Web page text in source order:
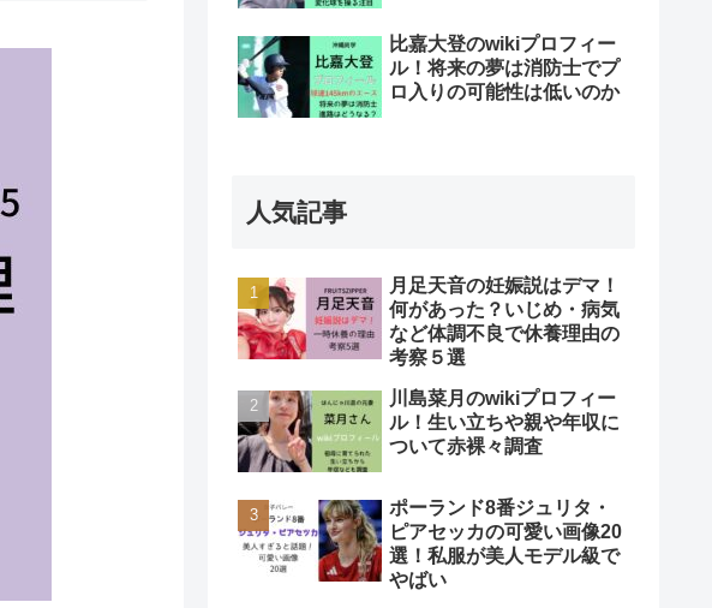
比嘉大登のwikiプロフィー
ル！将来の夢は消防士でプ
ロ入りの可能性は低いのか
人気記事
月足天音の妊娠説はデマ！
何があった？いじめ・病気
など体調不良で休養理由の
考察５選
川島菜月のwikiプロフィー
ル！生い立ちや親や年収に
ついて赤裸々調査
ポーランド8番ジュリタ・
ピアセッカの可愛い画像20
選！私服が美人モデル級で
やばい